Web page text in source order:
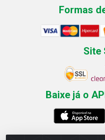
Formas
Site
Baixe já o